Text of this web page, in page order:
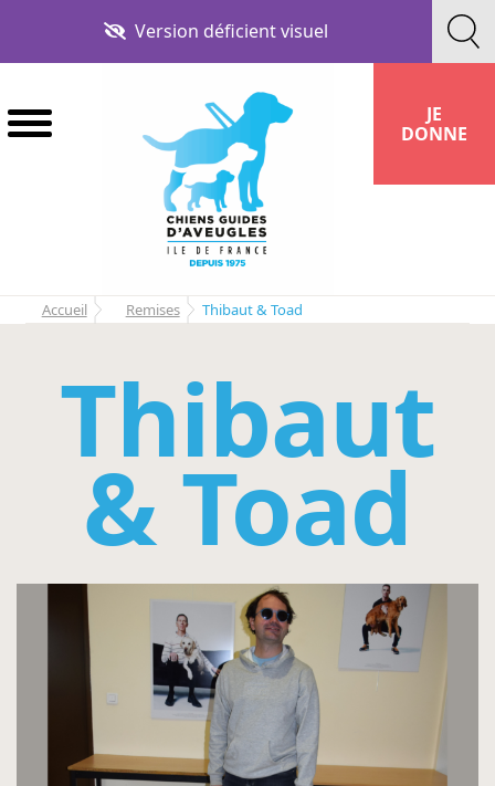
la
contenu
Version déficient visuel
JE
DONNE
Accueil Remises Thibaut & Toad
Thibaut
& Toad